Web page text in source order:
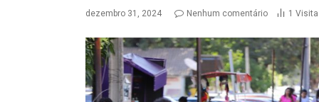
dezembro 31, 2024 Nenhum comentário 1